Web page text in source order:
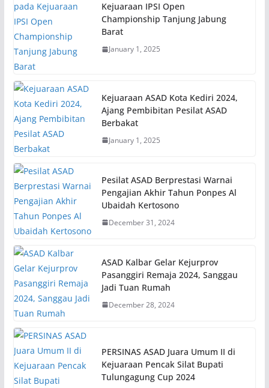
Kejuaraan IPSI Open
Championship Tanjung Jabung
Barat
January 1, 2025
Kejuaraan ASAD Kota Kediri 2024,
Ajang Pembibitan Pesilat ASAD
Berbakat
January 1, 2025
Pesilat ASAD Berprestasi Warnai
Pengajian Akhir Tahun Ponpes Al
Ubaidah Kertosono
December 31, 2024
ASAD Kalbar Gelar Kejurprov
Pasanggiri Remaja 2024, Sanggau
Jadi Tuan Rumah
December 28, 2024
PERSINAS ASAD Juara Umum II di
Kejuaraan Pencak Silat Bupati
Tulungagung Cup 2024